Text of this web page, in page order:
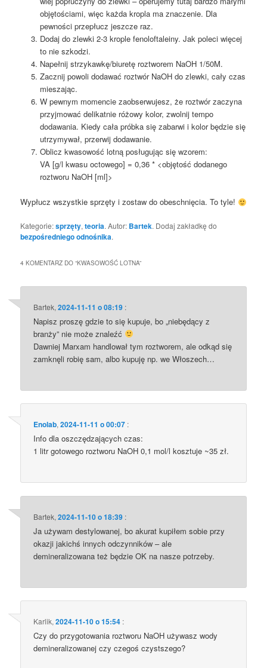
objętościami, więc każda kropla ma znaczenie. Dla
pewności przepłucz jeszcze raz.
Dodaj do zlewki 2-3 krople fenoloftaleiny. Jak poleci więcej
to nie szkodzi.
Napełnij strzykawkę/biuretę roztworem NaOH 1/50M.
Zacznij powoli dodawać roztwór NaOH do zlewki, cały czas
mieszając.
W pewnym momencie zaobserwujesz, że roztwór zaczyna
przyjmować delikatnie różowy kolor, zwolnij tempo
dodawania. Kiedy cała próbka się zabarwi i kolor będzie się
utrzymywał, przerwij dodawanie.
Oblicz kwasowość lotną posługując się wzorem:
VA [g/l kwasu octowego] = 0,36 * <objętość dodanego
roztworu NaOH [ml]>
Wypłucz wszystkie sprzęty i zostaw do obeschnięcia. To tyle!
Kategorie:sprzęty,teoria. Autor: Bartek. Dodaj zakładkę do
bezpośredniego odnośnika.
4 KOMENTARZ DO “KWASOWOŚĆ LOTNA”
Bartek,2024-11-11 o 08:19 :
Napisz proszę gdzie to się kupuje, bo „niebędący z
branży” nie może znaleźć
Dawniej Marxam handlował tym roztworem, ale odkąd się
zamknęli robię sam, albo kupuję np. we Włoszech…
Enolab,2024-11-11 o 00:07 :
Info dla oszczędzających czas:
1 litr gotowego roztworu NaOH 0,1 mol/l kosztuje ~35 zł.
Bartek,2024-11-10 o 18:39 :
Ja używam destylowanej, bo akurat kupiłem sobie przy
okazji jakichś innych odczynników – ale
demineralizowana też będzie OK na nasze potrzeby.
Karlik,2024-11-10 o 15:54 :
Czy do przygotowania roztworu NaOH używasz wody
demineralizowanej czy czegoś czystszego?